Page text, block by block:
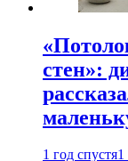
стен»:
1 год спустя1